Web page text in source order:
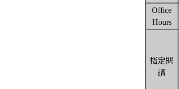
Office
Hours
指定閱
讀